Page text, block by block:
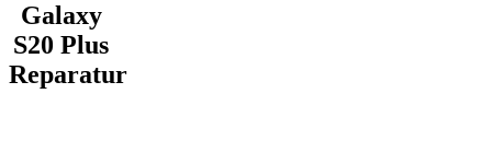
Galaxy
S20 Plus
Reparatur